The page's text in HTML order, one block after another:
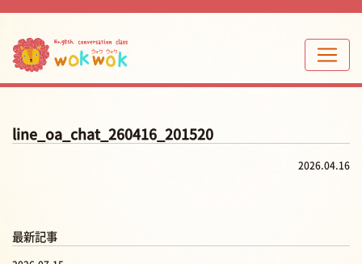
line_oa_chat_260416_201520
2026.04.16
最新記事